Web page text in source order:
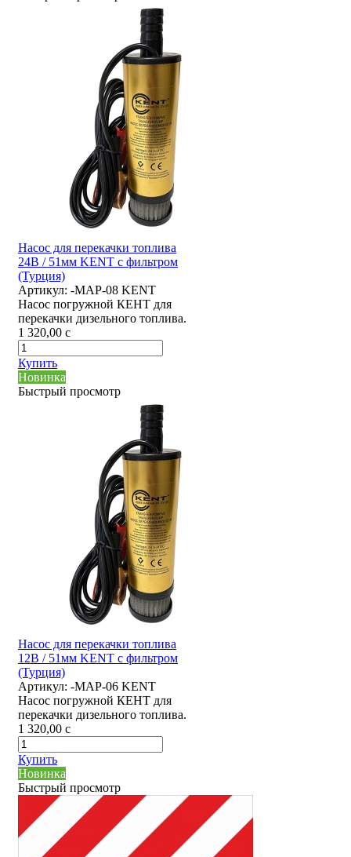
Насос для перекачки топлива
24В / 51мм KENT с фильтром
(Турция)
Артикул: -MAP-08 KENT
Насос погружной КЕНТ для
перекачки дизельного топлива.
1 320,00 c
Купить
Новинка
Быстрый просмотр
Насос для перекачки топлива
12В / 51мм KENT с фильтром
(Турция)
Артикул: -MAP-06 KENT
Насос погружной КЕНТ для
перекачки дизельного топлива.
1 320,00 c
Купить
Новинка
Быстрый просмотр